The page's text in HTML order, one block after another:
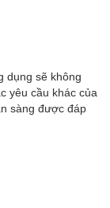
dụng sẽ không
yêu cầu khác của
sàng được đáp